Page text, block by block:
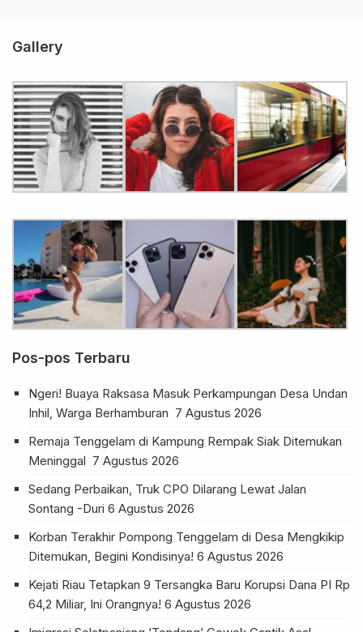
Gallery
Pos-pos Terbaru
Ngeri! Buaya Raksasa Masuk Perkampungan Desa Undan
Inhil, Warga Berhamburan 7 Agustus 2026
Remaja Tenggelam di Kampung Rempak Siak Ditemukan
Meninggal 7 Agustus 2026
Sedang Perbaikan, Truk CPO Dilarang Lewat Jalan
Sontang -Duri 6 Agustus 2026
Korban Terakhir Pompong Tenggelam di Desa Mengkikip
Ditemukan, Begini Kondisinya! 6 Agustus 2026
Kejati Riau Tetapkan 9 Tersangka Baru Korupsi Dana PI Rp
64,2 Miliar, Ini Orangnya! 6 Agustus 2026